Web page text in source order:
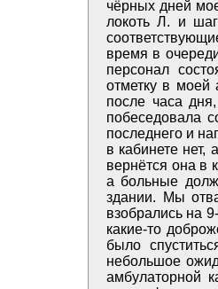
чёрных дней
локоть Л. и
время в
персонал
отметку в моей
после часа
побеседовала
последнего и
в кабинете
вернётся она в
а больные
здании. Мы
взобрались на
какие-то
было
небольшое
амбулаторной